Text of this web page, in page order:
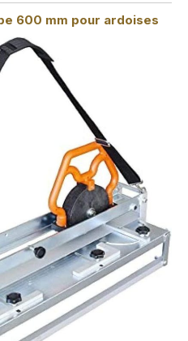
600 mm pour ardoises